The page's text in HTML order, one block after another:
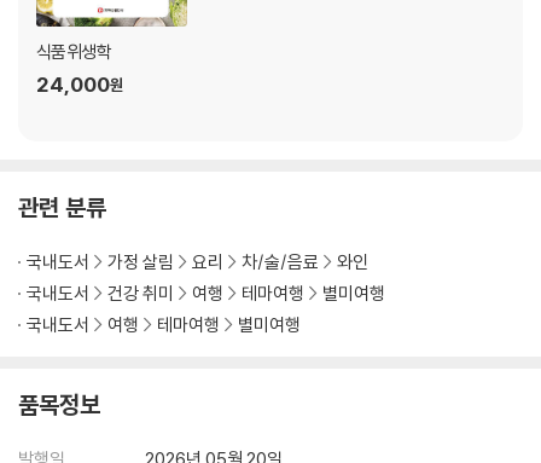
식품위생학
24,000원
관련 분류
국내도서 가정 살림 요리 차/술/음료
와인
국내도서
건강 취미 여행 테마여행
별미여행
국내도서
여행 테마여행 별미여행
품목정보